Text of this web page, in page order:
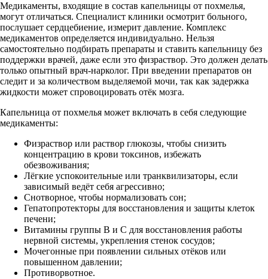
Медикаменты, входящие в состав капельницы от похмелья,
могут отличаться. Специалист клиники осмотрит больного,
послушает сердцебиение, измерит давление. Комплекс
медикаментов определяется индивидуально. Нельзя
самостоятельно подбирать препараты и ставить капельницу без
поддержки врачей, даже если это физраствор. Это должен делать
только опытный врач-нарколог. При введении препаратов он
следит и за количеством выделяемой мочи, так как задержка
жидкости может спровоцировать отёк мозга.
Капельница от похмелья может включать в себя следующие
медикаменты:
Физраствор или раствор глюкозы, чтобы снизить
концентрацию в крови токсинов, избежать
обезвоживания;
Лёгкие успокоительные или транквилизаторы, если
зависимый ведёт себя агрессивно;
Снотворное, чтобы нормализовать сон;
Гепатопротекторы для восстановления и защиты клеток
печени;
Витамины группы В и С для восстановления работы
нервной системы, укрепления стенок сосудов;
Мочегонные при появлении сильных отёков или
повышенном давлении;
Противорвотное.